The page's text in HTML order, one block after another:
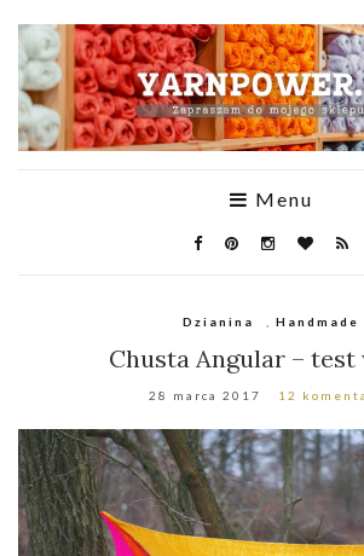
Menu
Dzianina Handmade
Chusta Angular – test
28 marca 2017 12